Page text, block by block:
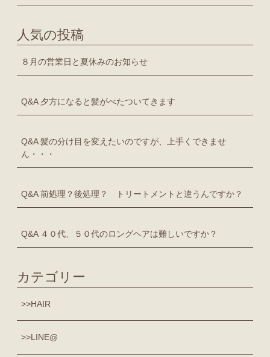
人気の投稿
８月の営業日と夏休みのお知らせ
Q&A 夕方になると髪がべたついてきます
Q&A 髪の分け目を変えたいのですが、上手くできませ
ん・・・
Q&A 前処理？後処理？ トリートメントと違うんですか？
Q&A ４０代、５０代のロングヘアは難しいですか？
カテゴリー
HAIR
LINE@